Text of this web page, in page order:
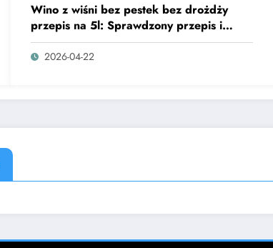
Wino z wiśni bez pestek bez drożdży
przepis na 5l: Sprawdzony przepis i
sekret udanego smaku
2026-04-22